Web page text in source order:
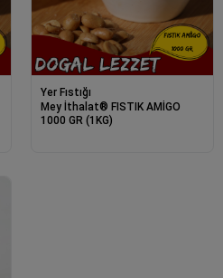
Yer Fıstığı
Mey İthalat® FISTIK AMİGO
1000 GR (1KG)